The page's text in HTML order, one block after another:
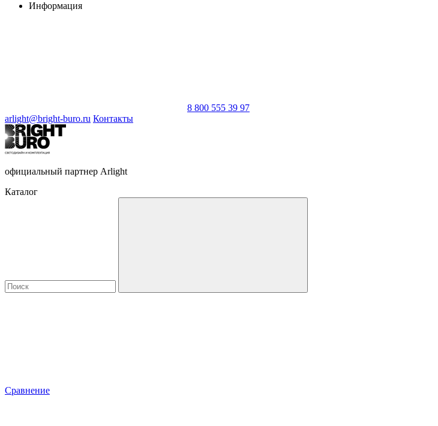
Информация
8 800 555 39 97
arlight@bright-buro.ru Контакты
официальный партнер Arlight
Каталог
Сравнение